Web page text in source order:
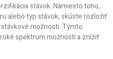
stávok. Namiesto toho,
alebo typ stávok, skúste rozložiť
možnosti. Týmto
spektrum možností a znížiť